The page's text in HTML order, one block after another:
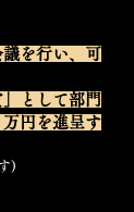
を行い、可
として部門
円を進呈す
)​